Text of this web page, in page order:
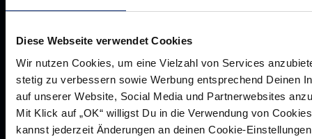
Diese Webseite verwendet Cookies
Wir nutzen Cookies, um eine Vielzahl von Services
stetig zu verbessern sowie Werbung entsprechend Deinen
auf unserer Website, Social Media und Partnerwebsites
Mit Klick auf „OK“ willigst Du in die Verwendung von
kannst jederzeit Änderungen an deinen Cookie-Einstellungen